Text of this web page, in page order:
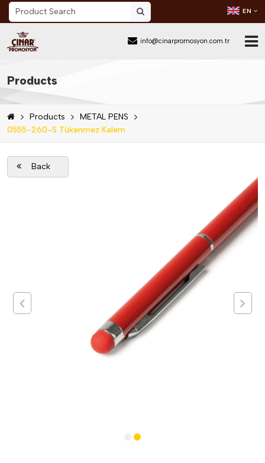
info@cinarpromosyon.com.tr
EN
About Us
Sector
Mail Order
Products
Products
METAL PENS
0555-260-S Tükenmez Kalem
Back